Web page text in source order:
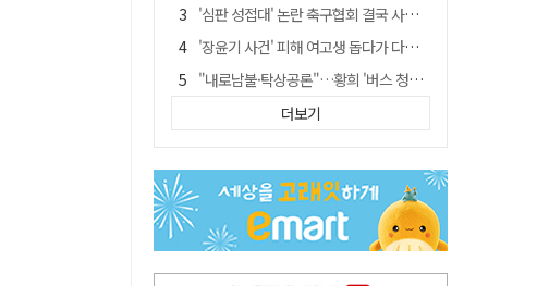
'심판 성접대' 논란 축구협회 결국 사과…"깊이 반성, 쇄신하겠다"
'장윤기 사건' 피해 여고생 돕다가 다친 고교생, 의상자 인정
"내로남불·탁상공론"…황희 '버스 청년주택' 제안에 與 내부서도 쓴소리
"경로당 통장에 비밀번호가 적혀 있다"…전국 돌며 경로당 13곳 턴 30대 구속
예안향교 대성전, '국가지정 보물로 지정'
"침대에 결박, 탈진"…평생 교회서 산 11세 남아, 병원 이송 끝 숨져
거동 불편 모녀 덮친 새벽 화재…90대 어머니·60대 딸 숨져
더보기